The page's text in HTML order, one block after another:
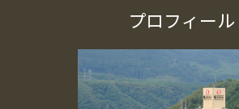
プロフィール